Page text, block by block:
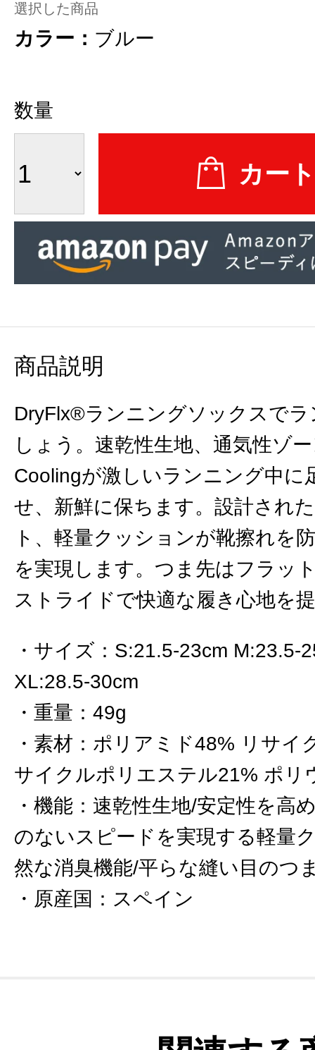
選択した商品
カラー： ブルー
数量
商品説明
DryFlx®ランニングソックスで
しょう。速乾性生地、通気性ゾ
Coolingが激しいランニング中に
せ、新鮮に保ちます。設計され
ト、軽量クッションが靴擦れを
を実現します。つま先はフラッ
ストライドで快適な履き心地を
サイズ ： S:21.5-23cm M:23.5-
XL:28.5-30cm
重量 ： 49g
素材 ： ポリアミド48% リサイ
サイクルポリエステル21% ポリ
機能 ： 速乾性生地/安定性を高
のないスピードを実現する軽量
然な消臭機能/平らな縫い目のつ
原産国 ： スペイン